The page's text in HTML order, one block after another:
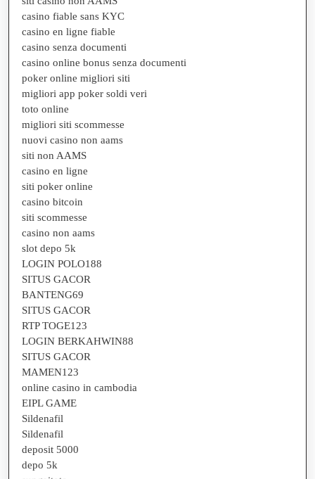
casino fiable sans KYC
casino en ligne fiable
casino senza documenti
casino online bonus senza documenti
poker online migliori siti
migliori app poker soldi veri
toto online
migliori siti scommesse
nuovi casino non aams
siti non AAMS
casino en ligne
siti poker online
casino bitcoin
siti scommesse
casino non aams
slot depo 5k
LOGIN POLO188
SITUS GACOR
BANTENG69
SITUS GACOR
RTP TOGE123
LOGIN BERKAHWIN88
SITUS GACOR
MAMEN123
online casino in cambodia
EIPL GAME
Sildenafil
Sildenafil
deposit 5000
depo 5k